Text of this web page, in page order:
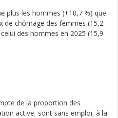
plus les hommes (+10,7 %) que
de chômage des femmes (15,2
des hommes en 2025 (15,9
de la proportion des
active, sont sans emploi, à la